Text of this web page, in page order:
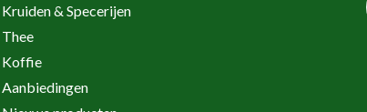
Kruiden & Specerijen
Thee
Koffie
Aanbiedingen